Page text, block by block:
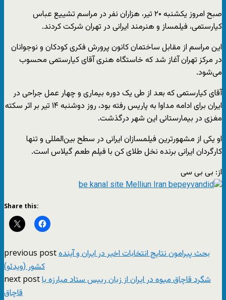
صبح امروز یکشنبه ۲۰ تیر، هزاران نفر در مراسم تشییع عباس
کیارستمی، فیلمساز و هنرمند ایرانی در تهران شرکت کردند.
این مراسم از مقابل ساختمان کانون پرورش فکری کودکان و نوجوانان
در مرکز تهران آغاز شد که خاستگاه هنری آقای کیارستمی محسوب
می‌شود.
آقای کیارستمی که بعد از طی یک دوره بیماری و چهار عمل جراحی در
ایران برای ادامه مداوا به پاریس رفته بود، روز دوشنبه ۱۴ تیر بر اثر سکته
مغزی در بیمارستانی این شهر درگذشت.
او یکی از مشهورترین فیلمسازان ایرانی در سطح بین‌المللی و تنها
کارگردان ایرانی برنده نخل طلای کن با فیلم طعم گیلاس است.
از: بی بی سی
Share this:
previous postبحث پیرامون نتایج انتخابات اخیر در ایران و آینده
کشور (ویدئو)
next postشگرد قاچاق میوه در ایران از زبان رییس ستاد مبارزه با
قاچاق